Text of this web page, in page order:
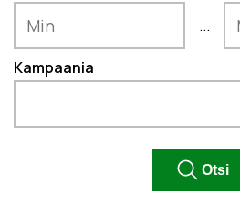
...
Kampaania